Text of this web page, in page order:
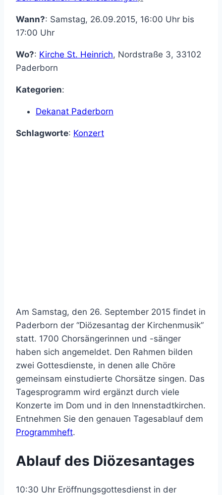
Wann?: Samstag, 26.09.2015, 16:00 Uhr bis
17:00 Uhr
Wo?: Kirche St. Heinrich, Nordstraße 3, 33102
Paderborn
Kategorien:
Dekanat Paderborn
Schlagworte: Konzert
Am Samstag, den 26. September 2015 findet in
Paderborn der “Diözesantag der Kirchenmusik”
statt. 1700 Chorsängerinnen und -sänger
haben sich angemeldet. Den Rahmen bilden
zwei Gottesdienste, in denen alle Chöre
gemeinsam einstudierte Chorsätze singen. Das
Tagesprogramm wird ergänzt durch viele
Konzerte im Dom und in den Innenstadtkirchen.
Entnehmen Sie den genauen Tagesablauf dem
Programmheft.
Ablauf des Diözesantages
10:30 Uhr Eröffnungsgottesdienst in der